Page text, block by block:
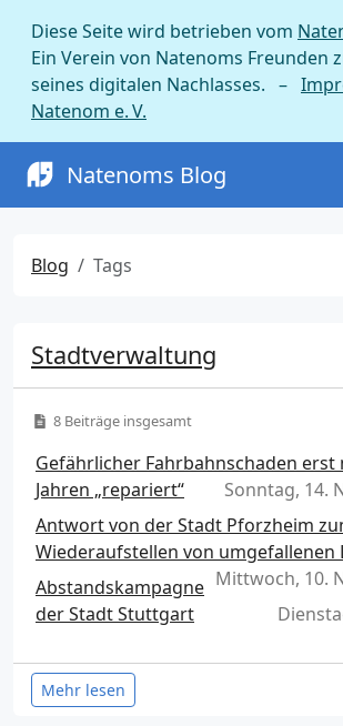
Diese Seite wird betrieben vom
Ein Verein von Natenoms Freunden
seines digitalen Nachlasses. –
Natenom e. V.
Natenoms Blog
Blog Tags
Stadtverwaltung
8 Beiträge insgesamt
Gefährlicher Fahrbahnschaden erst
Jahren „repariert“
Sonntag, 14.
Antwort von der Stadt Pforzheim
Wiederaufstellen von umgefallenen
Mittwoch, 10.
Abstandskampagne
der Stadt Stuttgart
Mehr lesen